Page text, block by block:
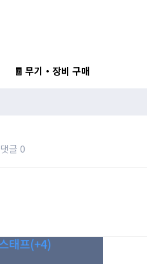
🧾 무기・장비 구매
댓글 0